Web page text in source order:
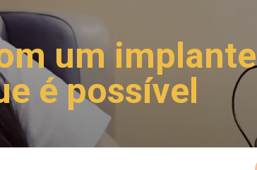
um implante
é possível